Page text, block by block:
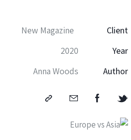
Client
New Magazine
Year
2020
Author
Anna Woods